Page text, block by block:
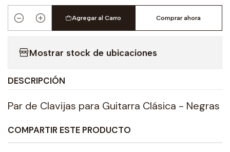
Cantidad
Agregar al Carro Comprar ahora
Mostrar stock de ubicaciones
DESCRIPCIÓN
Par de Clavijas para Guitarra Clásica - Negras
COMPARTIR ESTE PRODUCTO